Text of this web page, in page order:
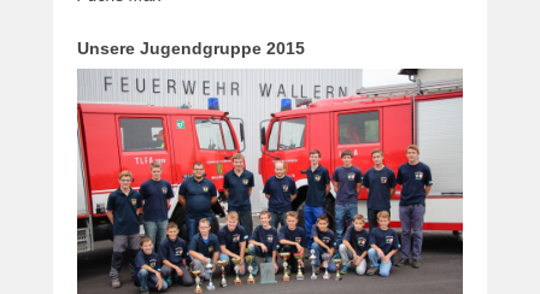
Unsere Jugendgruppe 2015